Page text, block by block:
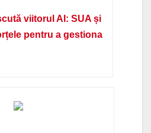
viitorul AI: SUA și
pentru a gestiona